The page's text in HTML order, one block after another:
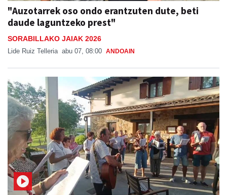
"Auzotarrek oso ondo erantzuten dute, beti
daude laguntzeko prest"
SORABILLAKO JAIAK 2026
Lide Ruiz Telleria abu 07, 08:00 ANDOAIN